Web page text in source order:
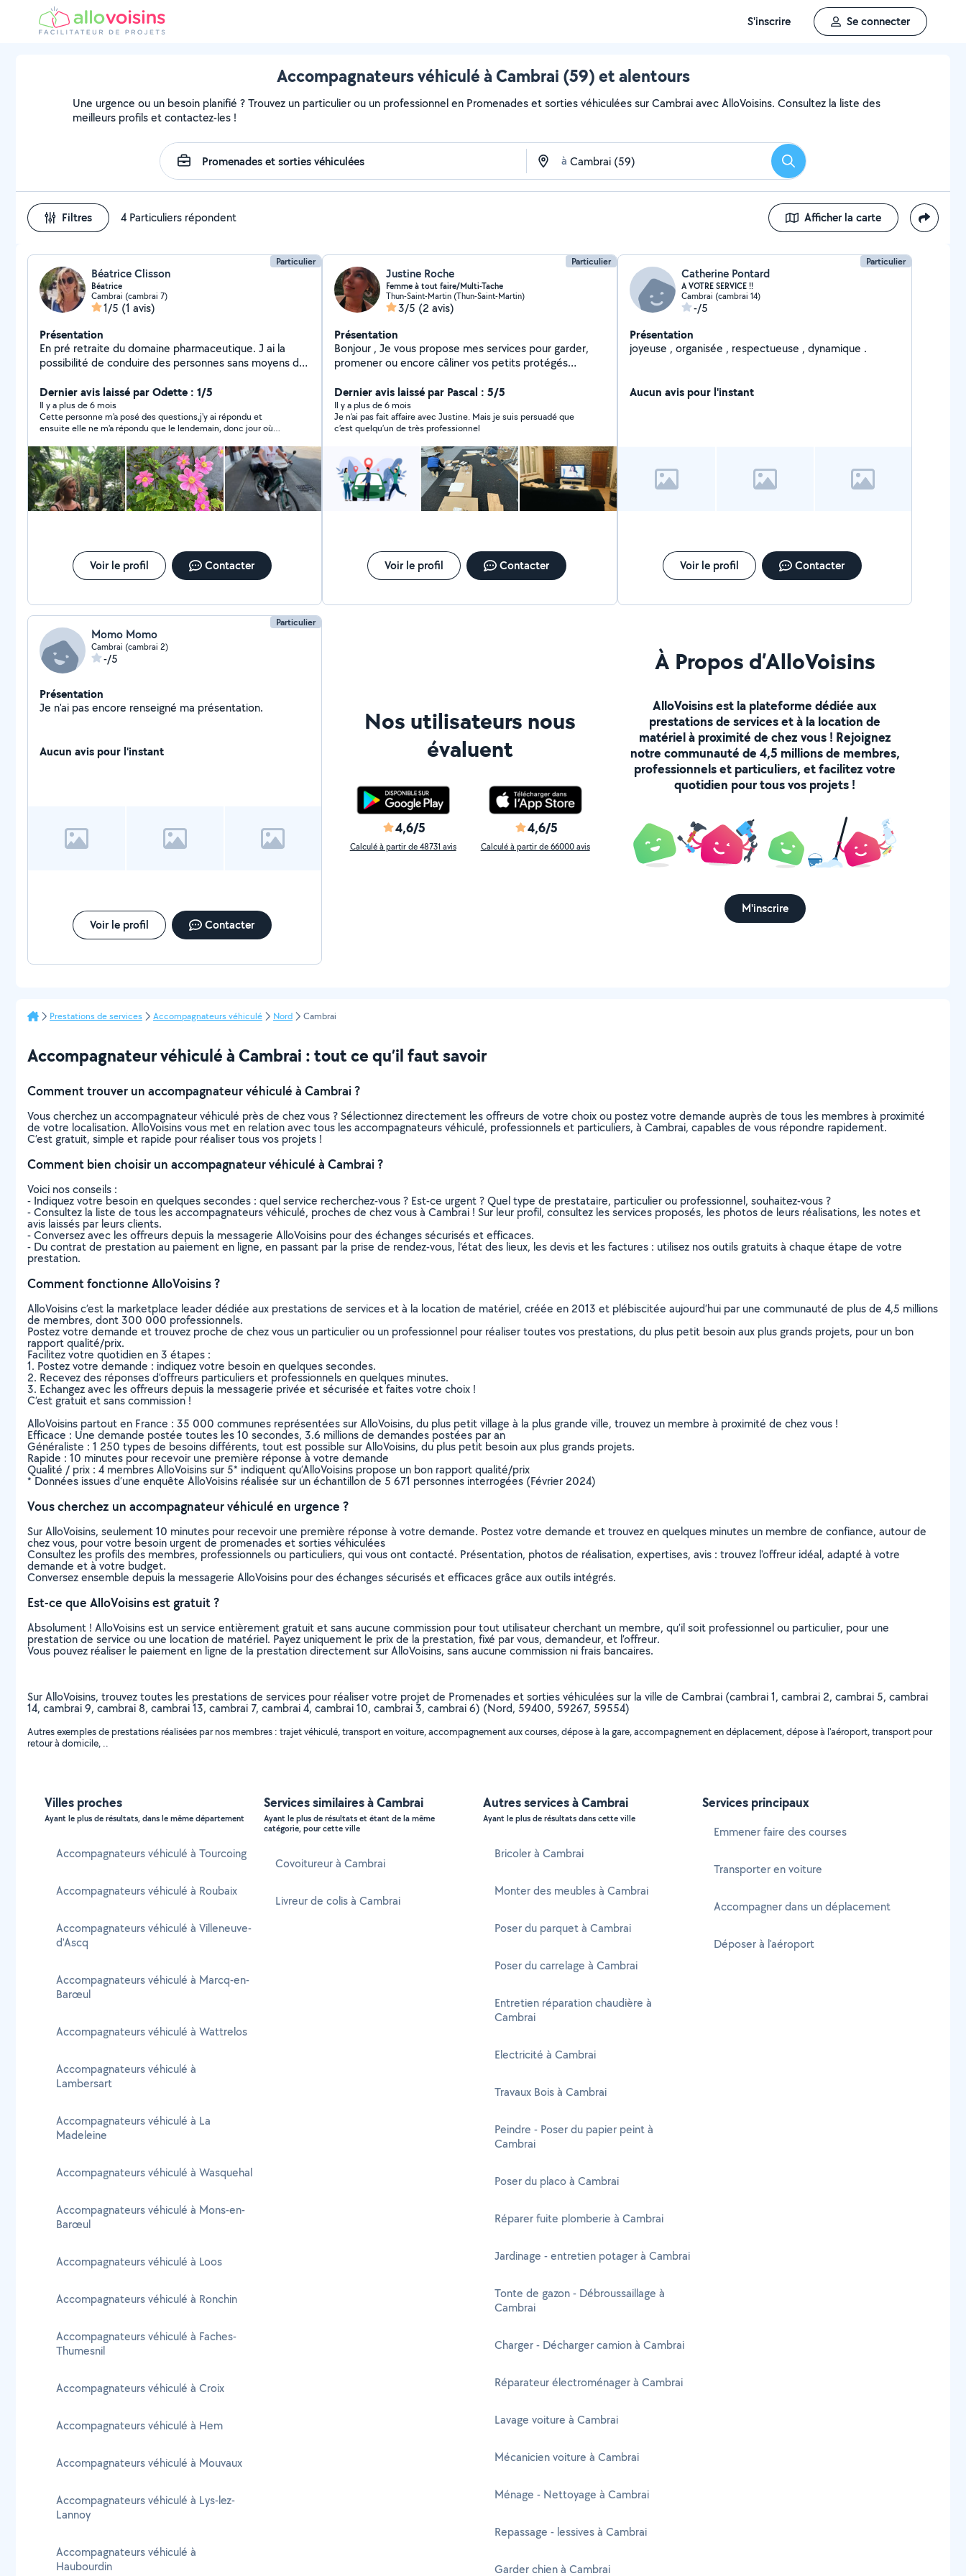
S'inscrire Se connecter
Accompagnateurs véhiculé à Cambrai (59) et alentours
Une urgence ou un besoin planifié ? Trouvez un particulier ou un professionnel en Promenades et sorties véhiculées sur Cambrai avec AlloVoisins. Consultez la liste des
meilleurs profils et contactez-les !
à Rechercher
Filtres 4 Particuliers répondent Afficher la carte
Particulier
Béatrice Clisson
Béatrice
Cambrai (cambrai 7)
1/5 (1 avis)
Présentation
En pré retraite du domaine pharmaceutique. J ai la
possibilité de conduire des personnes sans moyens de
courses,leurs vacances etc je possède une golf VIII en
excellent état. Je peux me rendre disponible tous les
jours de la semaine. J habite cambrai .
Dernier avis laissé par Odette : 1/5
Il y a plus de 6 mois
Cette personne m'a posé des questions,j'y ai répondu et
ensuite elle ne m'a répondu que le lendemain, donc jour où
soit quelqu'un sur qui on peut compter malheureusement.
Voir le profil Contacter
Particulier
Justine Roche
Femme à tout faire/Multi-Tache
Thun-Saint-Martin (Thun-Saint-Martin)
3/5 (2 avis)
Présentation
Bonjour , Je vous propose mes services pour garder,
promener ou encore câliner vos petits protégés
vos enfants (de 3 à 12 ans) . Je suis également
disponible pour faire le ménage ou repassage. Je peux
aussi faire vos courses ou aller vous chercher le drive
(je travaille dans la zone commerciale de Proville) Je
suis assez compétente pour faire de la peinture et à
l'aise pour la tapisserie même celle à raccord. Je suis
disponible pour faire du montage de meuble type
commode, lit , armoires , salle a manger , table basse,
mtv ou autres .
Dernier avis laissé par Pascal : 5/5
Il y a plus de 6 mois
Je n’ai pas fait affaire avec Justine. Mais je suis persuadé que
c’est quelqu’un de très professionnel
Voir le profil Contacter
Particulier
Catherine Pontard
A VOTRE SERVICE !!
Cambrai (cambrai 14)
-/5
Présentation
joyeuse , organisée , respectueuse , dynamique .
Aucun avis pour l'instant
Voir le profil Contacter
Particulier
Momo Momo
Cambrai (cambrai 2)
-/5
Présentation
Je n'ai pas encore renseigné ma présentation.
Aucun avis pour l'instant
Voir le profil Contacter
Nos utilisateurs nous
évaluent
4,6/5
Calculé à partir de 48731 avis
4,6/5
Calculé à partir de 66000 avis
À Propos d’AlloVoisins
AlloVoisins est la plateforme dédiée aux
prestations de services et à la location de
matériel à proximité de chez vous ! Rejoignez
notre communauté de 4,5 millions de membres,
professionnels et particuliers, et facilitez votre
quotidien pour tous vos projets !
M'inscrire
Prestations de services Accompagnateurs véhiculé Nord Cambrai
Accompagnateur véhiculé à Cambrai : tout ce qu’il faut savoir
Comment trouver un accompagnateur véhiculé à Cambrai ?
Vous cherchez un accompagnateur véhiculé près de chez vous ? Sélectionnez directement les offreurs de votre choix ou postez votre demande auprès de tous les membres à proximité
de votre localisation. AlloVoisins vous met en relation avec tous les accompagnateurs véhiculé, professionnels et particuliers, à Cambrai, capables de vous répondre rapidement.
C’est gratuit, simple et rapide pour réaliser tous vos projets !
Comment bien choisir un accompagnateur véhiculé à Cambrai ?
Voici nos conseils :
- Indiquez votre besoin en quelques secondes : quel service recherchez-vous ? Est-ce urgent ? Quel type de prestataire, particulier ou professionnel, souhaitez-vous ?
- Consultez la liste de tous les accompagnateurs véhiculé, proches de chez vous à Cambrai ! Sur leur profil, consultez les services proposés, les photos de leurs réalisations, les notes et
avis laissés par leurs clients.
- Conversez avec les offreurs depuis la messagerie AlloVoisins pour des échanges sécurisés et efficaces.
- Du contrat de prestation au paiement en ligne, en passant par la prise de rendez-vous, l’état des lieux, les devis et les factures : utilisez nos outils gratuits à chaque étape de votre
prestation.
Comment fonctionne AlloVoisins ?
AlloVoisins c’est la marketplace leader dédiée aux prestations de services et à la location de matériel, créée en 2013 et plébiscitée aujourd’hui par une communauté de plus de 4,5 millions
de membres, dont 300 000 professionnels.
Postez votre demande et trouvez proche de chez vous un particulier ou un professionnel pour réaliser toutes vos prestations, du plus petit besoin aux plus grands projets, pour un bon
rapport qualité/prix.
Facilitez votre quotidien en 3 étapes :
1. Postez votre demande : indiquez votre besoin en quelques secondes.
2. Recevez des réponses d’offreurs particuliers et professionnels en quelques minutes.
3. Echangez avec les offreurs depuis la messagerie privée et sécurisée et faites votre choix !
C’est gratuit et sans commission !
AlloVoisins partout en France : 35 000 communes représentées sur AlloVoisins, du plus petit village à la plus grande ville, trouvez un membre à proximité de chez vous !
Efficace : Une demande postée toutes les 10 secondes, 3.6 millions de demandes postées par an
Généraliste : 1 250 types de besoins différents, tout est possible sur AlloVoisins, du plus petit besoin aux plus grands projets.
Rapide : 10 minutes pour recevoir une première réponse à votre demande
Qualité / prix : 4 membres AlloVoisins sur 5* indiquent qu’AlloVoisins propose un bon rapport qualité/prix
* Données issues d’une enquête AlloVoisins réalisée sur un échantillon de 5 671 personnes interrogées (Février 2024)
Vous cherchez un accompagnateur véhiculé en urgence ?
Sur AlloVoisins, seulement 10 minutes pour recevoir une première réponse à votre demande. Postez votre demande et trouvez en quelques minutes un membre de confiance, autour de
chez vous, pour votre besoin urgent de promenades et sorties véhiculées
Consultez les profils des membres, professionnels ou particuliers, qui vous ont contacté. Présentation, photos de réalisation, expertises, avis : trouvez l'offreur idéal, adapté à votre
demande et à votre budget.
Conversez ensemble depuis la messagerie AlloVoisins pour des échanges sécurisés et efficaces grâce aux outils intégrés.
Est-ce que AlloVoisins est gratuit ?
Absolument ! AlloVoisins est un service entièrement gratuit et sans aucune commission pour tout utilisateur cherchant un membre, qu’il soit professionnel ou particulier, pour une
prestation de service ou une location de matériel. Payez uniquement le prix de la prestation, fixé par vous, demandeur, et l’offreur.
Vous pouvez réaliser le paiement en ligne de la prestation directement sur AlloVoisins, sans aucune commission ni frais bancaires.
Sur AlloVoisins, trouvez toutes les prestations de services pour réaliser votre projet de Promenades et sorties véhiculées sur la ville de Cambrai (cambrai 1, cambrai 2, cambrai 5, cambrai
14, cambrai 9, cambrai 8, cambrai 13, cambrai 7, cambrai 4, cambrai 10, cambrai 3, cambrai 6) (Nord, 59400, 59267, 59554)
Autres exemples de prestations réalisées par nos membres : trajet véhiculé, transport en voiture, accompagnement aux courses, dépose à la gare, accompagnement en déplacement, dépose à l'aéroport, transport pour
retour à domicile, ..
Villes proches
Ayant le plus de résultats, dans le même département
Accompagnateurs véhiculé à Tourcoing
Accompagnateurs véhiculé à Roubaix
Accompagnateurs véhiculé à Villeneuve-
d'Ascq
Accompagnateurs véhiculé à Marcq-en-
Barœul
Accompagnateurs véhiculé à Wattrelos
Accompagnateurs véhiculé à
Lambersart
Accompagnateurs véhiculé à La
Madeleine
Accompagnateurs véhiculé à Wasquehal
Accompagnateurs véhiculé à Mons-en-
Barœul
Accompagnateurs véhiculé à Loos
Accompagnateurs véhiculé à Ronchin
Accompagnateurs véhiculé à Faches-
Thumesnil
Accompagnateurs véhiculé à Croix
Accompagnateurs véhiculé à Hem
Accompagnateurs véhiculé à Mouvaux
Accompagnateurs véhiculé à Lys-lez-
Lannoy
Accompagnateurs véhiculé à
Haubourdin
Services similaires à Cambrai
Ayant le plus de résultats et étant de la même
catégorie, pour cette ville
Covoitureur à Cambrai
Livreur de colis à Cambrai
Autres services à Cambrai
Ayant le plus de résultats dans cette ville
Bricoler à Cambrai
Monter des meubles à Cambrai
Poser du parquet à Cambrai
Poser du carrelage à Cambrai
Entretien réparation chaudière à
Cambrai
Electricité à Cambrai
Travaux Bois à Cambrai
Peindre - Poser du papier peint à
Cambrai
Poser du placo à Cambrai
Réparer fuite plomberie à Cambrai
Jardinage - entretien potager à Cambrai
Tonte de gazon - Débroussaillage à
Cambrai
Charger - Décharger camion à Cambrai
Réparateur électroménager à Cambrai
Lavage voiture à Cambrai
Mécanicien voiture à Cambrai
Ménage - Nettoyage à Cambrai
Repassage - lessives à Cambrai
Garder chien à Cambrai
Services principaux
Emmener faire des courses
Transporter en voiture
Accompagner dans un déplacement
Déposer à l'aéroport